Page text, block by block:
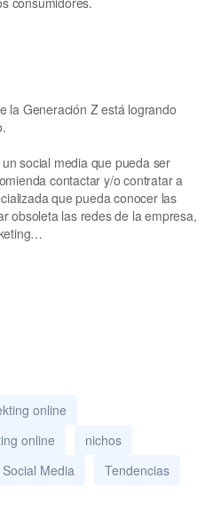
la Generación Z está logrando
social media que pueda ser
contactar y/o contratar a
que pueda conocer las
obsoleta las redes de la empresa,
online
online
nichos
Social Media
Tendencias